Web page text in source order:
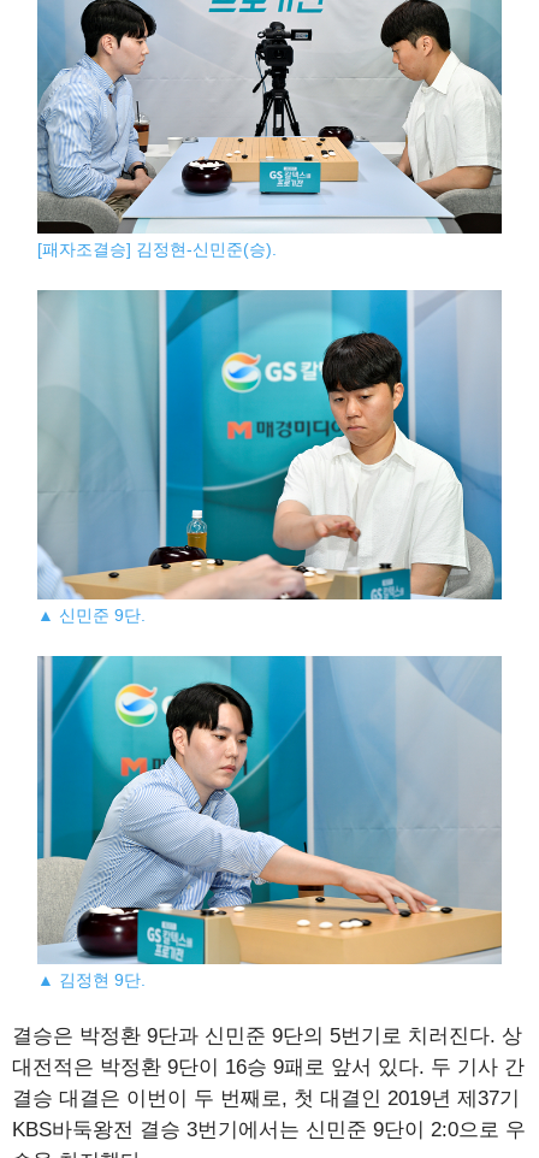
[패자조결승] 김정현-신민준(승).
▲ 신민준 9단.
▲ 김정현 9단.
결승은 박정환 9단과 신민준 9단의 5번기로 치러진다. 상
대전적은 박정환 9단이 16승 9패로 앞서 있다. 두 기사 간
결승 대결은 이번이 두 번째로, 첫 대결인 2019년 제37기
KBS바둑왕전 결승 3번기에서는 신민준 9단이 2:0으로 우